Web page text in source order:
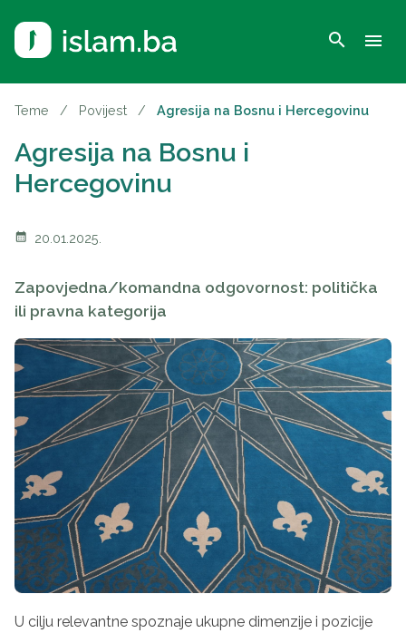
search menu
Teme / Povijest / Agresija na Bosnu i Hercegovinu
Agresija na Bosnu i
Hercegovinu
calendar_month 20.01.2025.
Zapovjedna/komandna odgovornost: politička
ili pravna kategorija
U cilju relevantne spoznaje ukupne dimenzije i pozicije